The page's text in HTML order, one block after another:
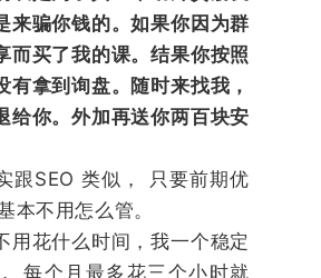
来骗你钱的。如果你因为群
而买了我的课。结果你按照
有拿到询盘。随时来找我，
给你。外加再送你两百块安
跟SEO 类似， 只要前期优
本不用怎么管。
用花什么时间，我一个稳定
每个月最多花三个小时就